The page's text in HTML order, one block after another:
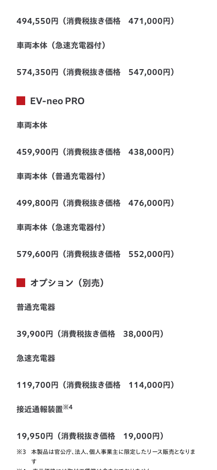
494,550円（消費税抜き価格 471,000円）
車両本体（急速充電器付）
574,350円（消費税抜き価格 547,000円）
EV-neo PRO
車両本体
459,900円（消費税抜き価格 438,000円）
車両本体（普通充電器付）
499,800円（消費税抜き価格 476,000円）
車両本体（急速充電器付）
579,600円（消費税抜き価格 552,000円）
オプション（別売）
普通充電器
39,900円（消費税抜き価格 38,000円）
急速充電器
119,700円（消費税抜き価格 114,000円）
接近通報装置※4
19,950円（消費税抜き価格 19,000円）
※3
本製品は官公庁、法人、個人事業主に限定したリース販売となりま
す